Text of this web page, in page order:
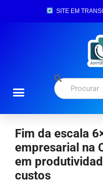
SITE EM
Fim da escala
empresarial na
em
custos